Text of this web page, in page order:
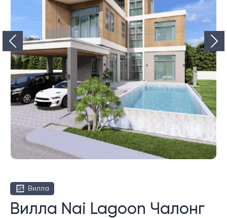
Вилла
Вилла Nai Lagoon Чалонг